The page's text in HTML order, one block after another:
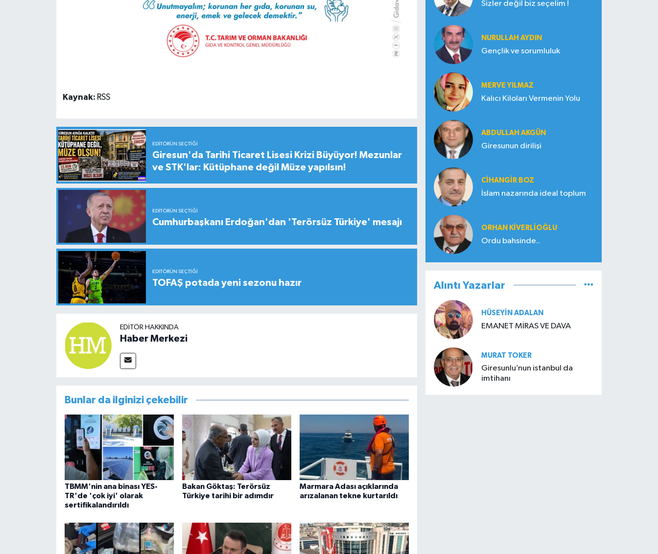
Kaynak: RSS
EDITÖRÜN SEÇTIĞI
Giresun'da Tarihi Ticaret Lisesi Krizi Büyüyor! Mezunlar
ve STK'lar: Kütüphane değil Müze yapılsın!
EDITÖRÜN SEÇTIĞI
Cumhurbaşkanı Erdoğan'dan 'Terörsüz Türkiye' mesajı
EDITÖRÜN SEÇTIĞI
TOFAŞ potada yeni sezonu hazır
EDITÖR HAKKINDA
Haber Merkezi
Bunlar da ilginizi çekebilir
TBMM'nin ana binası YES-
TR'de 'çok iyi' olarak
sertifikalandırıldı
Bakan Göktaş: Terörsüz
Türkiye tarihi bir adımdır
Marmara Adası açıklarında
arızalanan tekne kurtarıldı
Sizler değil biz seçelim !
NURULLAH AYDIN
Gençlik ve sorumluluk
MERVE YILMAZ
Kalıcı Kiloları Vermenin Yolu
ABDULLAH AKGÜN
Giresunun dirilişi
CIHANGIR BOZ
İslam nazarında ideal toplum
ORHAN KIVERLIOĞLU
Ordu bahsinde..
Alıntı Yazarlar
HÜSEYIN ADALAN
EMANET MİRAS VE DAVA
MURAT TOKER
Giresunlu’nun istanbul da
imtihanı